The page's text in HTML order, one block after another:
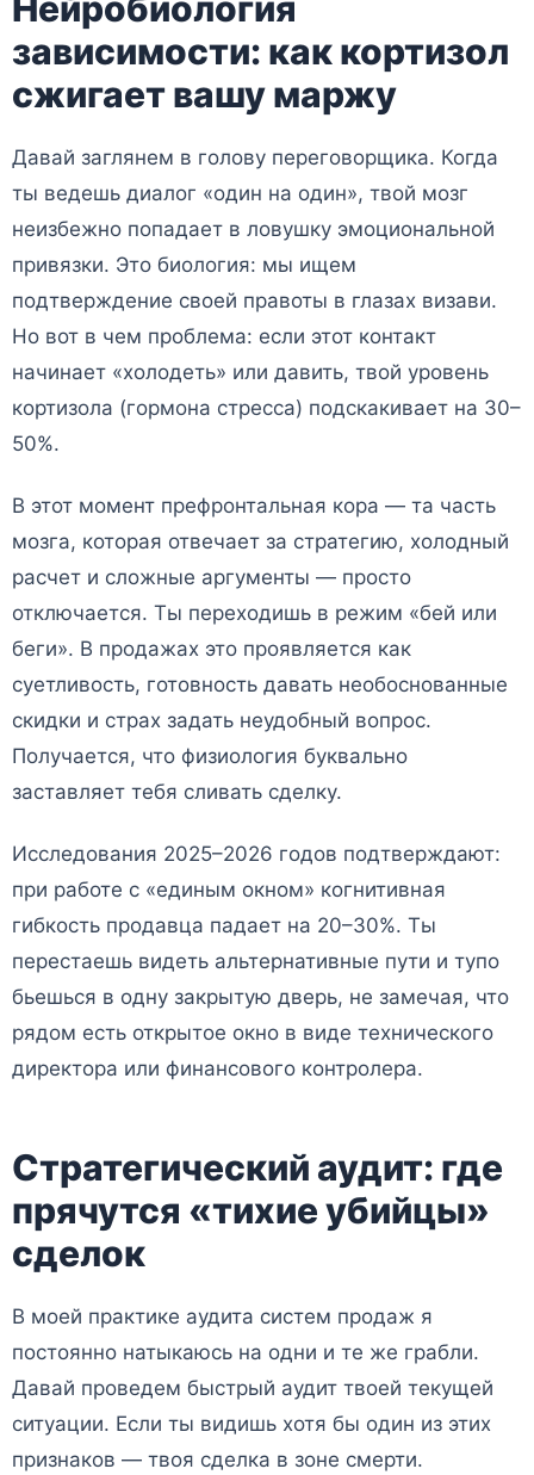
зависимости: как кортизол
сжигает вашу маржу
Давай заглянем в голову переговорщика. Когда
ты ведешь диалог «один на один», твой мозг
неизбежно попадает в ловушку эмоциональной
привязки. Это биология: мы ищем
подтверждение своей правоты в глазах визави.
Но вот в чем проблема: если этот контакт
начинает «холодеть» или давить, твой уровень
кортизола (гормона стресса) подскакивает на 30–
50%.
В этот момент префронтальная кора — та часть
мозга, которая отвечает за стратегию, холодный
расчет и сложные аргументы — просто
отключается. Ты переходишь в режим «бей или
беги». В продажах это проявляется как
суетливость, готовность давать необоснованные
скидки и страх задать неудобный вопрос.
Получается, что физиология буквально
заставляет тебя сливать сделку.
Исследования 2025–2026 годов подтверждают:
при работе с «единым окном» когнитивная
гибкость продавца падает на 20–30%. Ты
перестаешь видеть альтернативные пути и тупо
бьешься в одну закрытую дверь, не замечая, что
рядом есть открытое окно в виде технического
директора или финансового контролера.
Стратегический аудит: где
прячутся «тихие убийцы»
сделок
В моей практике аудита систем продаж я
постоянно натыкаюсь на одни и те же грабли.
Давай проведем быстрый аудит твоей текущей
ситуации. Если ты видишь хотя бы один из этих
признаков — твоя сделка в зоне смерти.